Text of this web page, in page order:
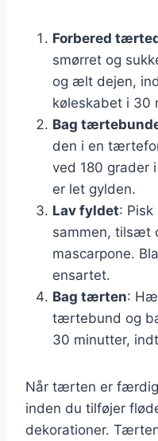
Forbered
smørret og
og ælt dejen,
køleskabet i 30
Bag
den i en
ved 180 grader
er let gylden.
Lav fyldet:
sammen, tilsæt
mascarpone.
ensartet.
Bag tærten:
tærtebund og
30 minutter,
Når tærten er
inden du tilføjer
dekorationer.